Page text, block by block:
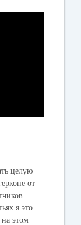
целую
от
я это
этом